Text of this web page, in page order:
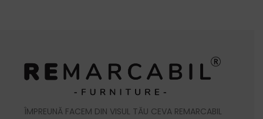
ÎMPREUNĂ FACEM DIN VISUL TĂU CEVA REMARCABIL